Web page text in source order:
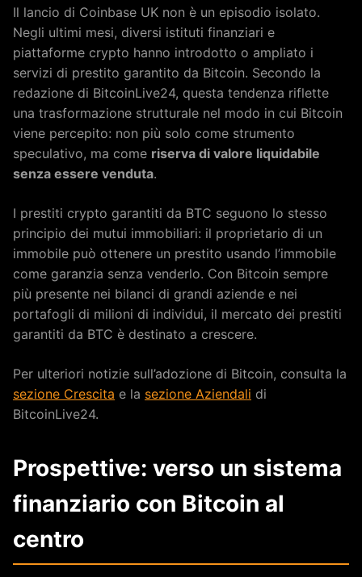
Il lancio di Coinbase UK non è un episodio isolato.
Negli ultimi mesi, diversi istituti finanziari e
piattaforme crypto hanno introdotto o ampliato i
servizi di prestito garantito da Bitcoin. Secondo la
redazione di BitcoinLive24, questa tendenza riflette
una trasformazione strutturale nel modo in cui Bitcoin
viene percepito: non più solo come strumento
speculativo, ma come riserva di valore liquidabile
senza essere venduta.
I prestiti crypto garantiti da BTC seguono lo stesso
principio dei mutui immobiliari: il proprietario di un
immobile può ottenere un prestito usando l’immobile
come garanzia senza venderlo. Con Bitcoin sempre
più presente nei bilanci di grandi aziende e nei
portafogli di milioni di individui, il mercato dei prestiti
garantiti da BTC è destinato a crescere.
Per ulteriori notizie sull’adozione di Bitcoin, consulta la
sezione Crescita e la sezione Aziendali di
BitcoinLive24.
Prospettive: verso un sistema
finanziario con Bitcoin al
centro